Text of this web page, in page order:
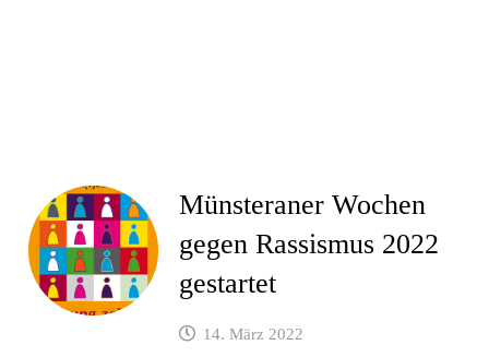
Münsteraner Wochen
gegen Rassismus 2022
gestartet
14. März 2022